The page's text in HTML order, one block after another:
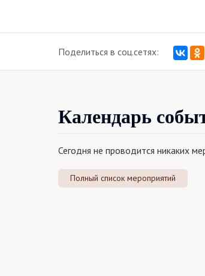
Поделиться в соц.сетях:
Календарь
Сегодня не проводится никаких
Полный список мероприятий